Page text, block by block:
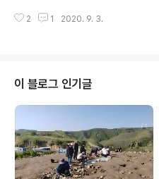
다. 베스트셀러 수치가 이 사태를 사회가
n=news 멸종위기 1급 장수하늘소, 5년
수하늘소 얘기가 언론지상을 장식하거니
위기종이자 문화재보호법상 천연기념물인
이번에는 환경부 산하 국립생물자원관에
자연상태에서 번데기를 거쳐 성충이 되게
다는 소식을 전한다. 간단히 말해 인공증
졌다는 ..
2 1 2020. 9. 3.
이 블로그 인기글